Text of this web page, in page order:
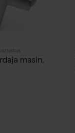
masin,